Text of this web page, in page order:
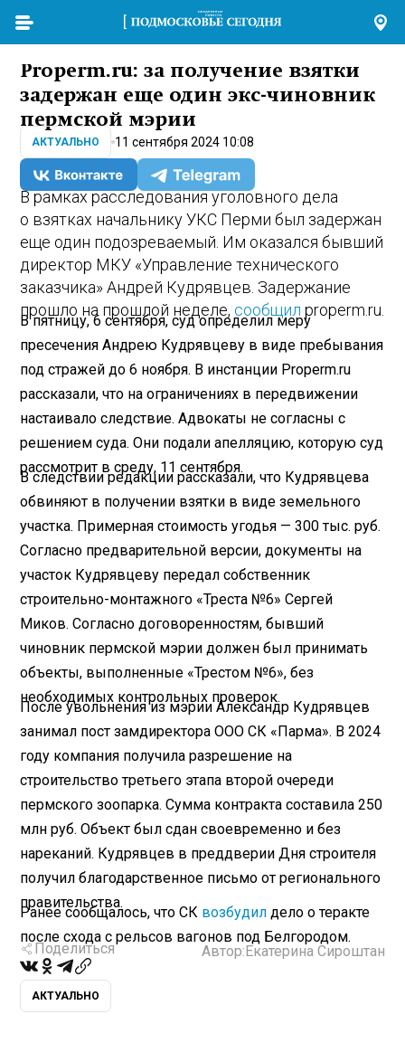
Properm.ru: за получение взятки
задержан еще один экс-чиновник
пермской мэрии
АКТУАЛЬНО 11 сентября 2024 10:08
В рамках расследования уголовного дела
о взятках начальнику УКС Перми был задержан
еще один подозреваемый. Им оказался бывший
директор МКУ «Управление технического
заказчика» Андрей Кудрявцев. Задержание
прошло на прошлой неделе, сообщил properm.ru.
В пятницу, 6 сентября, суд определил меру
пресечения Андрею Кудрявцеву в виде пребывания
под стражей до 6 ноября. В инстанции Properm.ru
рассказали, что на ограничениях в передвижении
настаивало следствие. Адвокаты не согласны с
решением суда. Они подали апелляцию, которую суд
рассмотрит в среду, 11 сентября.
В следствии редакции рассказали, что Кудрявцева
обвиняют в получении взятки в виде земельного
участка. Примерная стоимость угодья — 300 тыс. руб.
Согласно предварительной версии, документы на
участок Кудрявцеву передал собственник
строительно-монтажного «Треста №6» Сергей
Миков. Согласно договоренностям, бывший
чиновник пермской мэрии должен был принимать
объекты, выполненные «Трестом №6», без
необходимых контрольных проверок.
После увольнения из мэрии Александр Кудрявцев
занимал пост замдиректора ООО СК «Парма». В 2024
году компания получила разрешение на
строительство третьего этапа второй очереди
пермского зоопарка. Сумма контракта составила 250
млн руб. Объект был сдан своевременно и без
нареканий. Кудрявцев в преддверии Дня строителя
получил благодарственное письмо от регионального
правительства.
Ранее сообщалось, что СК возбудил дело о теракте
после схода с рельсов вагонов под Белгородом.
Поделиться Автор: Екатерина Сироштан
АКТУАЛЬНО